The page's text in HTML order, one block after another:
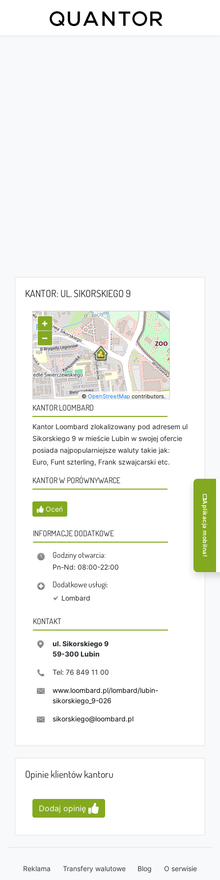
KANTOR: UL. SIKORSKIEGO 9
+
−
©OpenStreetMap contributors.
KANTOR LOOMBARD
Kantor Loombard zlokalizowany pod adresem ul
Sikorskiego 9 w mieście Lubin w swojej ofercie
posiada najpopularniejsze waluty takie jak:
Euro, Funt szterling, Frank szwajcarski etc.
KANTOR W PORÓWNYWARCE
Oceń
INFORMACJE DODATKOWE
Godziny otwarcia:
Pn-Nd: 08:00-22:00
Dodatkowe usługi:
Lombard
KONTAKT
ul. Sikorskiego 9
59-300 Lubin
Tel: 76 849 11 00
www.loombard.pl/lombard/lubin-
sikorskiego_9-026
sikorskiego@loombard.pl
Opinie klientów kantoru
Dodaj opinię
Reklama Transfery walutowe Blog O serwisie
Aplikacja mobilna!